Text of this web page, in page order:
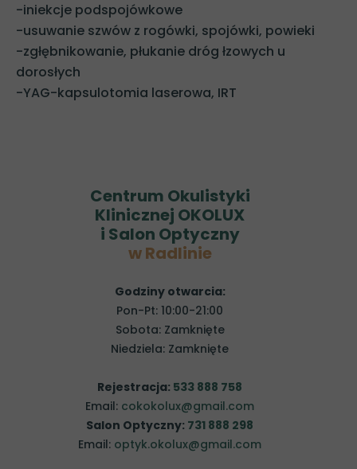
Centrum Okulistyki
Klinicznej OKOLUX
i Salon Optyczny
w Radlinie
Godziny otwarcia:
Pon-Pt: 10:00-21:00
Sobota: Zamknięte
Niedziela: Zamknięte
Rejestracja: 533 888 758
Email: cokokolux@gmail.com
Salon Optyczny: 731 888 298
Email: optyk.okolux@gmail.com
-iniekcje podspojówkowe
-usuwanie szwów z rogówki, spojówki, powieki
-zgłębnikowanie, płukanie dróg łzowych u
dorosłych
-YAG-kapsulotomia laserowa, IRT